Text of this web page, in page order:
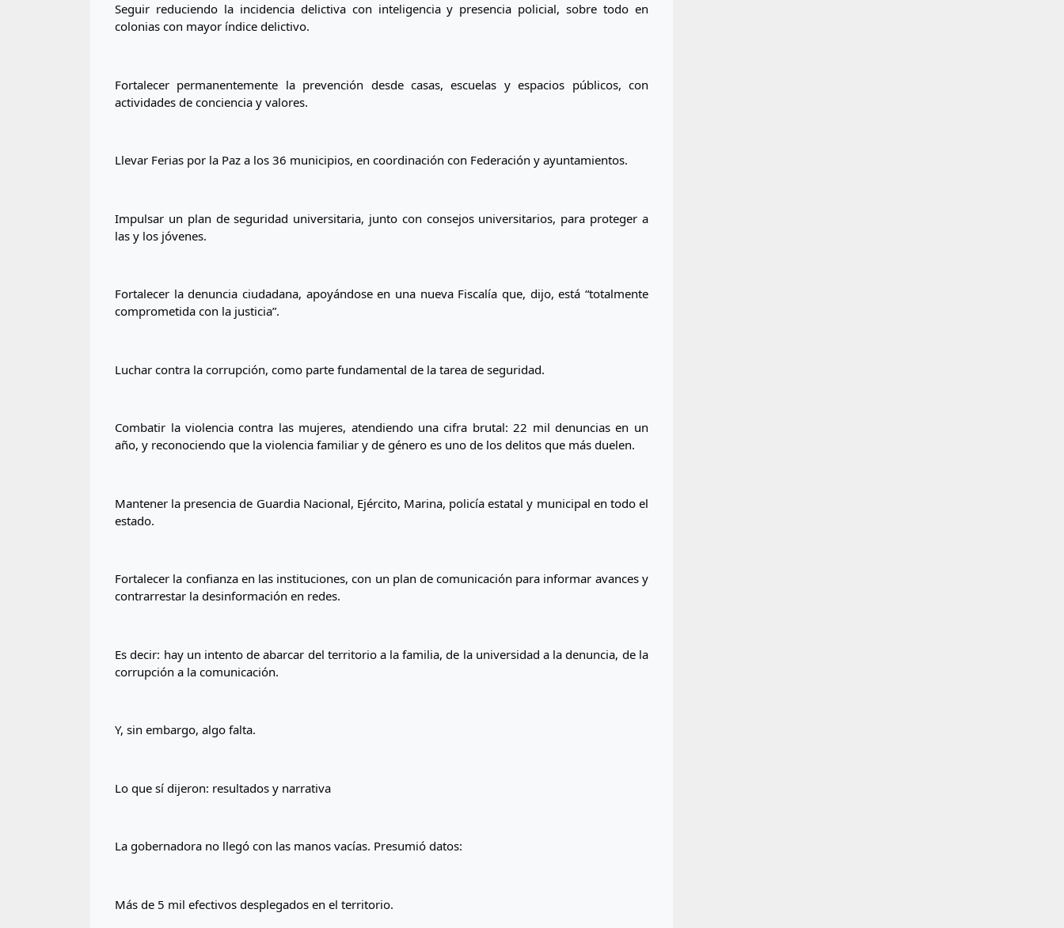
Seguir reduciendo la incidencia delictiva con inteligencia y presencia policial, sobre todo en
colonias con mayor índice delictivo.
Fortalecer permanentemente la prevención desde casas, escuelas y espacios públicos, con
actividades de conciencia y valores.
Llevar Ferias por la Paz a los 36 municipios, en coordinación con Federación y ayuntamientos.
Impulsar un plan de seguridad universitaria, junto con consejos universitarios, para proteger a
las y los jóvenes.
Fortalecer la denuncia ciudadana, apoyándose en una nueva Fiscalía que, dijo, está “totalmente
comprometida con la justicia”.
Luchar contra la corrupción, como parte fundamental de la tarea de seguridad.
Combatir la violencia contra las mujeres, atendiendo una cifra brutal: 22 mil denuncias en un
año, y reconociendo que la violencia familiar y de género es uno de los delitos que más duelen.
Mantener la presencia de Guardia Nacional, Ejército, Marina, policía estatal y municipal en todo el
estado.
Fortalecer la confianza en las instituciones, con un plan de comunicación para informar avances y
contrarrestar la desinformación en redes.
Es decir: hay un intento de abarcar del territorio a la familia, de la universidad a la denuncia, de la
corrupción a la comunicación.
Y, sin embargo, algo falta.
Lo que sí dijeron: resultados y narrativa
La gobernadora no llegó con las manos vacías. Presumió datos:
Más de 5 mil efectivos desplegados en el territorio.